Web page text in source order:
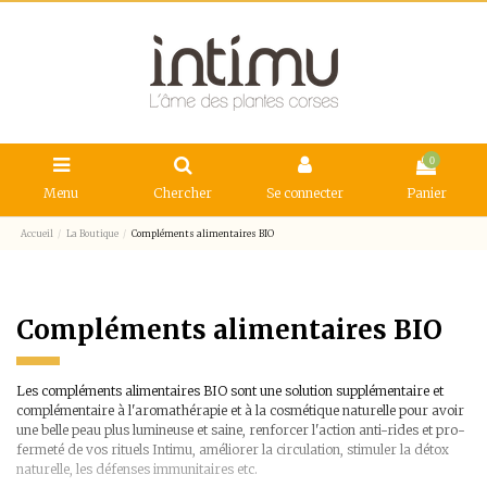
Menu Chercher Se connecter
0
Panier
Accueil La Boutique Compléments alimentaires BIO
Compléments alimentaires BIO
Les compléments alimentaires BIO sont une solution supplémentaire et
complémentaire à l'aromathérapie et à la cosmétique naturelle pour avoir
une belle peau plus lumineuse et saine, renforcer l'action anti-rides et pro-
fermeté de vos rituels Intimu, améliorer la circulation, stimuler la détox
naturelle, les défenses immunitaires etc.